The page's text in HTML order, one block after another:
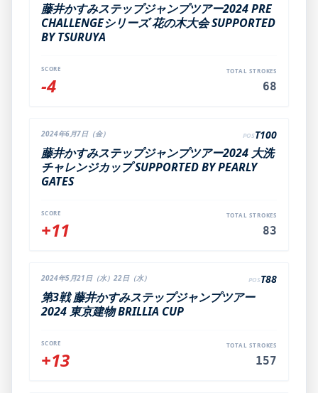
藤井かすみステップジャンプツアー2024 PRE
CHALLENGEシリーズ 花の木大会 SUPPORTED
BY TSURUYA
SCORE
-4
TOTAL STROKES
68
2024年6月7日（金） POST100
藤井かすみステップジャンプツアー2024 大洗
チャレンジカップ SUPPORTED BY PEARLY
GATES
SCORE
+11
TOTAL STROKES
83
2024年5月21日（水）22日（水） POST88
第3戦 藤井かすみステップジャンプツアー
2024 東京建物 BRILLIA CUP
SCORE
+13
TOTAL STROKES
157